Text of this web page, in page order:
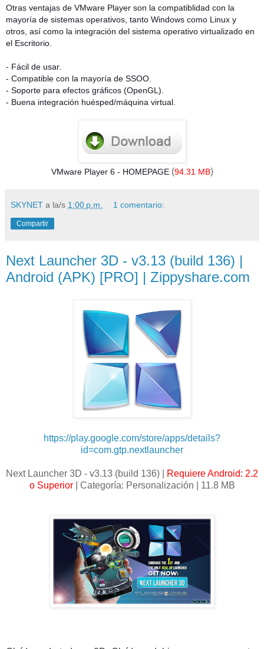
Otras ventajas de VMware Player son la compatiblidad con la
mayoría de sistemas operativos, tanto Windows como Linux y
otros, así como la integración del sistema operativo virtualizado en
el Escritorio.
- Fácil de usar.
- Compatible con la mayoría de SSOO.
- Soporte para efectos gráficos (OpenGL).
- Buena integración huésped/máquina virtual.
VMware Player 6 - HOMEPAGE (94.31 MB)
SKYNET a la/s 1:00 p.m. 1 comentario:
Compartir
Next Launcher 3D - v3.13 (build 136) |
Android (APK) [PRO] | Zippyshare.com
https://play.google.com/store/apps/details?
id=com.gtp.nextlauncher
Next Launcher 3D - v3.13 (build 136) |
Requiere Android: 2.2
o Superior| Categoría: Personalización | 11.8 MB